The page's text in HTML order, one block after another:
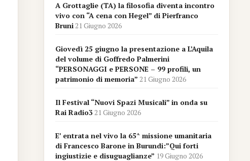
A Grottaglie (TA) la filosofia diventa incontro
vivo con “A cena con Hegel” di Pierfranco
Bruni21 Giugno 2026
Giovedì 25 giugno la presentazione a L’Aquila
del volume di Goffredo Palmerini
“PERSONAGGI e PERSONE – 99 profili, un
patrimonio di memoria” 21 Giugno 2026
Il Festival “Nuovi Spazi Musicali” in onda su
Rai Radio321 Giugno 2026
E’ entrata nel vivo la 65^ missione umanitaria
di Francesco Barone in Burundi:”Qui forti
ingiustizie e disuguaglianze” 19 Giugno 2026